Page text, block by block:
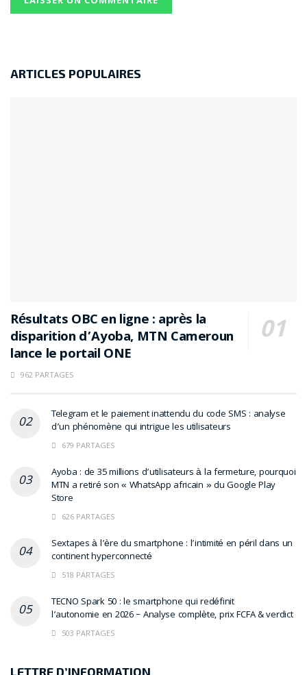
ARTICLES POPULAIRES
Résultats OBC en ligne : après la
disparition d’Ayoba, MTN Cameroun
lance le portail ONE
962 PARTAGES
Telegram et le paiement inattendu du code SMS : analyse
d’un phénomène qui intrigue les utilisateurs
679 PARTAGES
Ayoba : de 35 millions d’utilisateurs à la fermeture, pourquoi
MTN a retiré son « WhatsApp africain » du Google Play
Store
626 PARTAGES
Sextapes à l’ère du smartphone : l’intimité en péril dans un
continent hyperconnecté
518 PARTAGES
TECNO Spark 50 : le smartphone qui redéfinit
l’autonomie en 2026 – Analyse complète, prix FCFA & verdict
503 PARTAGES
LETTRE D’INFORMATION